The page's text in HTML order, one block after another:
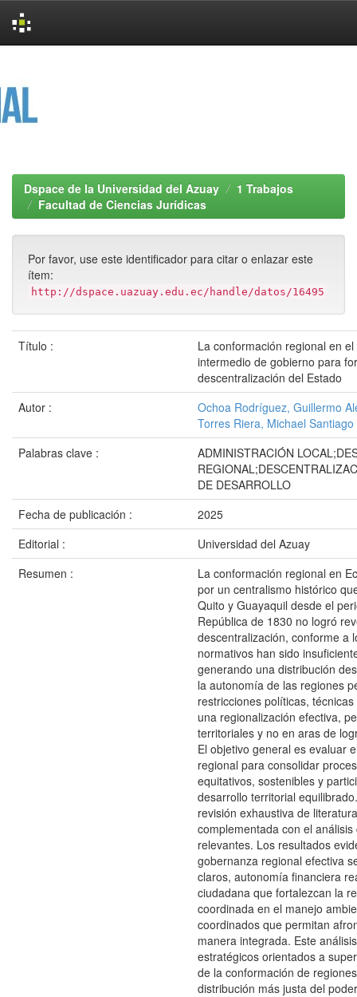
Dspace de la Universidad del Azuay
1 Trabajos
Facultad de Ciencias Jurídicas
Por favor, use este identificador para citar o enlazar este
ítem:
http://dspace.uazuay.edu.ec/handle/datos/16495
Título :
La conformación regional en
intermedio de gobierno para
descentralización del Estado
Autor :
Ochoa Rodríguez, Guillermo
Torres Riera, Michael Santiago
Palabras clave :
ADMINISTRACIÓN
DE DESARROLLO
Fecha de publicación :
2025
Editorial :
Universidad del Azuay
Resumen :
La conformación regional en
por un centralismo histórico
Quito y Guayaquil desde el
República de 1830 no logró
descentralización, conforme a
normativos han sido
generando una distribución
la autonomía de las regiones
restricciones políticas,
una regionalización efectiva,
territoriales y no en aras de
El objetivo general es evaluar
regional para consolidar
equitativos, sostenibles y
desarrollo territorial
revisión exhaustiva de
complementada con el
relevantes. Los resultados
gobernanza regional efectiva
claros, autonomía financiera
ciudadana que fortalezcan la
coordinada en el manejo
coordinados que permitan
manera integrada. Este
estratégicos orientados a
de la conformación de
distribución más justa del